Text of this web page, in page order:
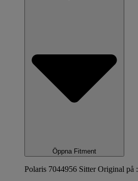
Öppna Fitment
Polaris 7044956 Sitter Original på :